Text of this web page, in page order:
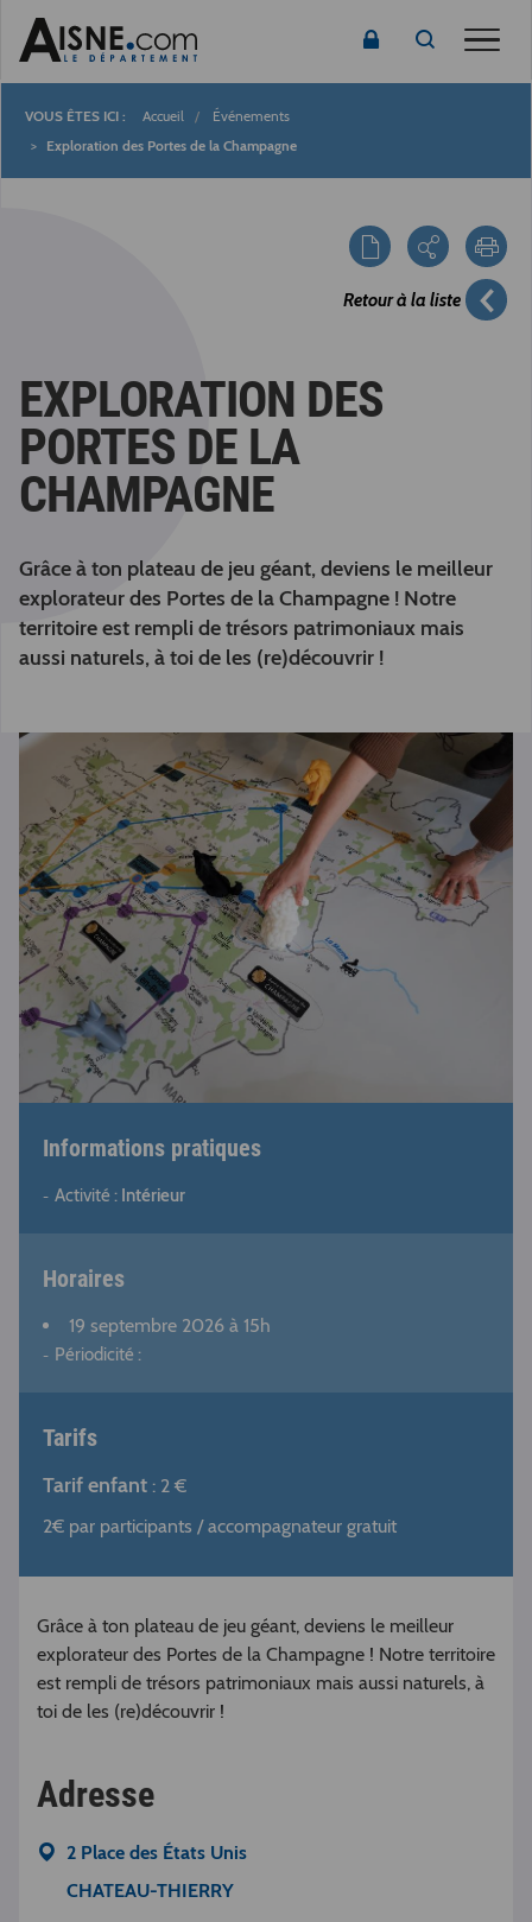
Fil
Accueil
Événements
Exploration des Portes de la Champagne
Retour à la liste
EXPLORATION DES
PORTES DE LA
CHAMPAGNE
Grâce à ton plateau de jeu géant, deviens le meilleur
explorateur des Portes de la Champagne ! Notre
territoire est rempli de trésors patrimoniaux mais
aussi naturels, à toi de les (re)découvrir !
Informations pratiques
Activité : Intérieur
Horaires
19 septembre 2026 à 15h
Périodicité :
Tarifs
Tarif enfant : 2 €
2€ par participants / accompagnateur gratuit
Grâce à ton plateau de jeu géant, deviens le meilleur
explorateur des Portes de la Champagne ! Notre territoire
est rempli de trésors patrimoniaux mais aussi naturels, à
toi de les (re)découvrir !
Adresse
2 Place des États Unis
CHATEAU-THIERRY